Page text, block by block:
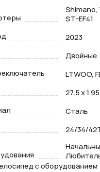
Shimano,
ST-EF41
2023
Двойные
LTWOO,
27.5 x 1.95
Сталь
24/34/
с оборудованием